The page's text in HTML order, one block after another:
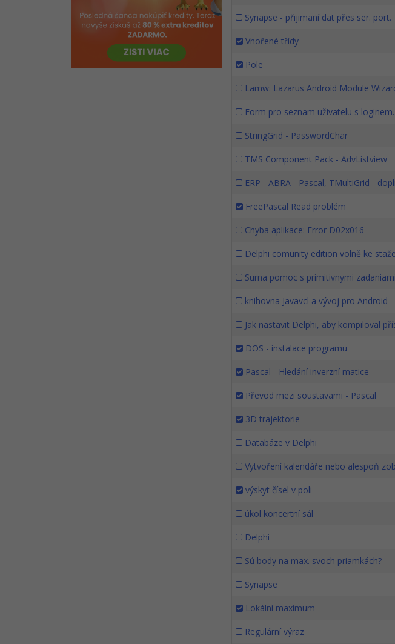
Synapse - přijimaní dat přes ser. port.
Vnořené třídy
Pole
Lamw: Lazarus Android Module
Form pro seznam uživatelu s loginem.
StringGrid - PasswordChar
TMS Component Pack - AdvListview
ERP - ABRA - Pascal, TMultiGrid -
FreePascal Read problém
Chyba aplikace: Error D02x016
Delphi comunity edition volně ke
Surna pomoc s primitivnymi
knihovna Javavcl a vývoj pro Android
Jak nastavit Delphi, aby kompiloval
DOS - instalace programu
Pascal - Hledání inverzní matice
Převod mezi soustavami - Pascal
3D trajektorie
Databáze v Delphi
Vytvoření kalendáře nebo alespoň
výskyt čísel v poli
úkol koncertní sál
Delphi
Sú body na max. svoch priamkách?
Synapse
Lokální maximum
Regulární výraz